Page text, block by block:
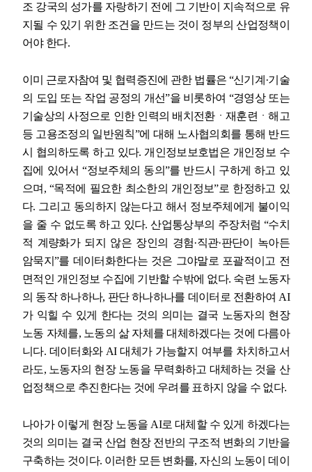
조 강국의 성가를 자랑하기 전에 그 기반이 지속적으로 유
지될 수 있기 위한 조건을 만드는 것이 정부의 산업정책이
어야 한다.
이미 근로자참여 및 협력증진에 관한 법률은 “신기계 ·기술
의 도입 또는 작업 공정의 개선”을 비롯하여 “경영상 또는
기술상의 사정으로 인한 인력의 배치전환ㆍ재훈련ㆍ해고
등 고용조정의 일반원칙”에 대해 노사협의회를 통해 반드
시 협의하도록 하고 있다.개인정보보호법은 개인정보 수
집에 있어서“정보주체의 동의”를 반드시 구하게 하고 있
으며 , “목적에 필요한 최소한의 개인정보”로 한정하고 있
다. 그리고 동의하지 않는다고 해서 정보주체에게 불이익
을 줄 수 없도록 하고 있다.산업통상부의 주장처럼 “수치
적 계량화가 되지 않은 장인의 경험·직관·판단이 녹아든
암묵지 ”를 데이터화한다는 것은 그야말로 포괄적이고 전
면적인 개인정보 수집에 기반할 수밖에 없다. 숙련 노동자
의 동작 하나하나, 판단 하나하나를 데이터로 전환하여 AI
가 익힐 수 있게 한다는 것의 의미는 결국 노동자의 현장
노동 자체를, 노동의 삶 자체를 대체하겠다는 것에 다름아
니다. 데이터화와 AI대체가 가능할지 여부를 차치하고서
라도, 노동자의 현장 노동을 무력화하고 대체하는 것을 산
업정책으로 추진한다는 것에 우려를 표하지 않을 수 없다.
나아가 이렇게 현장 노동을 AI로 대체할 수 있게 하겠다는
것의 의미는 결국 산업 현장 전반의 구조적 변화의 기반을
구축하는 것이다. 이러한 모든 변화를, 자신의 노동이 데이